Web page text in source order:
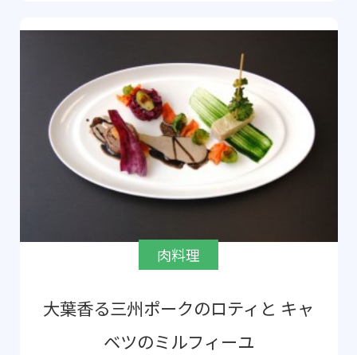
肉料理
大葉香る三州ポークのロティと キャ
ベツのミルフィーユ